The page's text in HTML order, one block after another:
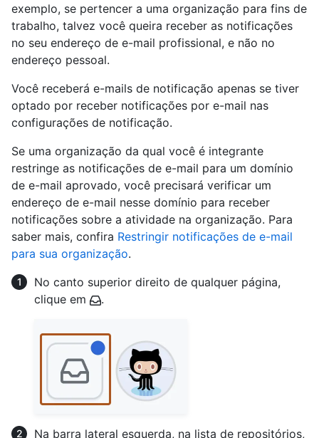
exemplo, se pertencer a uma organização para fins de
trabalho, talvez você queira receber as notificações
no seu endereço de e-mail profissional, e não no
endereço pessoal.
Você receberá e-mails de notificação apenas se tiver
optado por receber notificações por e-mail nas
configurações de notificação.
Se uma organização da qual você é integrante
restringe as notificações de e-mail para um domínio
de e-mail aprovado, você precisará verificar um
endereço de e-mail nesse domínio para receber
notificações sobre a atividade na organização. Para
saber mais, confira Restringir notificações de e-mail
para sua organização.
No canto superior direito de qualquer página,
clique em
.
Na barra lateral esquerda, na lista de repositórios,